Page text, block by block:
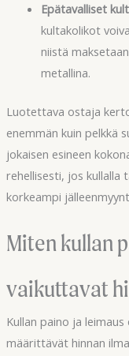
Epätavalliset
kultakolikot
niistä
metallina.
Luotettava ostaja
enemmän kuin pelkkä
jokaisen esineen
rehellisesti, jos kullalla
korkeampi
Miten kullan
vaikuttavat
Kullan paino ja
määrittävät hinnan